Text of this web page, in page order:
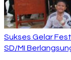
Sukses Gelar
SD/MI